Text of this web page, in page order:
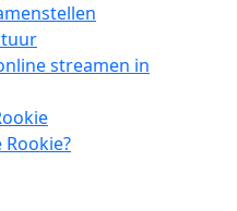
streamen in